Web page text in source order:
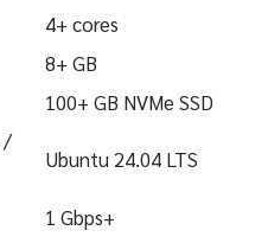
4+ cores
8+ GB
100+ GB NVMe SSD
/
Ubuntu 24.04 LTS
1 Gbps+